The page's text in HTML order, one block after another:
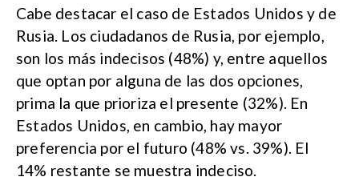
Cabe destacar el caso de Estados Unidos y de
Rusia. Los ciudadanos de Rusia, por ejemplo,
son los más indecisos (48%) y, entre aquellos
que optan por alguna de las dos opciones,
prima la que prioriza el presente (32%). En
Estados Unidos, en cambio, hay mayor
preferencia por el futuro (48% vs. 39%). El
14% restante se muestra indeciso.